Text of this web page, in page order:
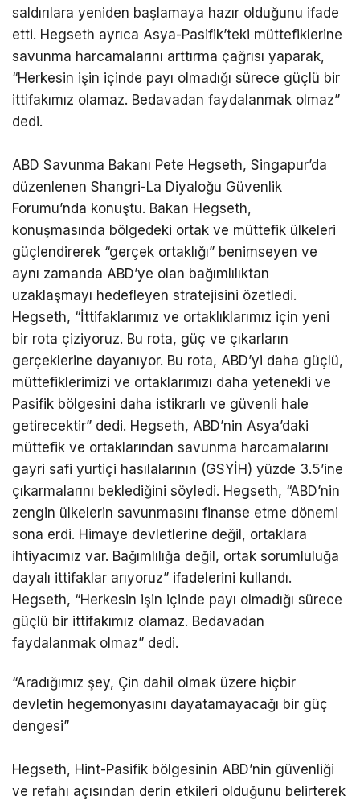
saldırılara yeniden başlamaya hazır olduğunu ifade
etti. Hegseth ayrıca Asya-Pasifik’teki müttefiklerine
savunma harcamalarını arttırma çağrısı yaparak,
“Herkesin işin içinde payı olmadığı sürece güçlü bir
ittifakımız olamaz. Bedavadan faydalanmak olmaz”
dedi.
ABD Savunma Bakanı Pete Hegseth, Singapur’da
düzenlenen Shangri-La Diyaloğu Güvenlik
Forumu’nda konuştu. Bakan Hegseth,
konuşmasında bölgedeki ortak ve müttefik ülkeleri
güçlendirerek “gerçek ortaklığı” benimseyen ve
aynı zamanda ABD’ye olan bağımlılıktan
uzaklaşmayı hedefleyen stratejisini özetledi.
Hegseth, “İttifaklarımız ve ortaklıklarımız için yeni
bir rota çiziyoruz. Bu rota, güç ve çıkarların
gerçeklerine dayanıyor. Bu rota, ABD’yi daha güçlü,
müttefiklerimizi ve ortaklarımızı daha yetenekli ve
Pasifik bölgesini daha istikrarlı ve güvenli hale
getirecektir” dedi. Hegseth, ABD’nin Asya’daki
müttefik ve ortaklarından savunma harcamalarını
gayri safi yurtiçi hasılalarının (GSYİH) yüzde 3.5’ine
çıkarmalarını beklediğini söyledi. Hegseth, “ABD’nin
zengin ülkelerin savunmasını finanse etme dönemi
sona erdi. Himaye devletlerine değil, ortaklara
ihtiyacımız var. Bağımlılığa değil, ortak sorumluluğa
dayalı ittifaklar arıyoruz” ifadelerini kullandı.
Hegseth, “Herkesin işin içinde payı olmadığı sürece
güçlü bir ittifakımız olamaz. Bedavadan
faydalanmak olmaz” dedi.
“Aradığımız şey, Çin dahil olmak üzere hiçbir
devletin hegemonyasını dayatamayacağı bir güç
dengesi”
Hegseth, Hint-Pasifik bölgesinin ABD’nin güvenliği
ve refahı açısından derin etkileri olduğunu belirterek